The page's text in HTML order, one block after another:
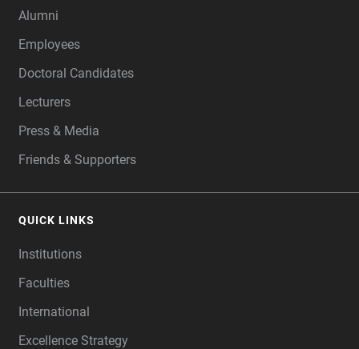
Alumni
Employees
Doctoral Candidates
Lecturers
Press & Media
Friends & Supporters
QUICK LINKS
Institutions
Faculties
International
Excellence Strategy